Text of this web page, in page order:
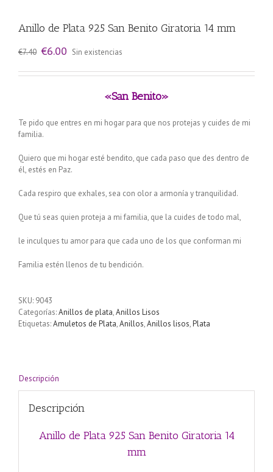
Anillo de Plata 925 San Benito Giratoria 14 mm
€7.40 El
original
€6.00 El
actual
Sin existencias
«San Benito»
Te pido que entres en mi hogar para que nos protejas y cuides de mi
familia.
Quiero que mi hogar esté bendito, que cada paso que des dentro de
él, estés en Paz.
Cada respiro que exhales, sea con olor a armonía y tranquilidad.
Que tú seas quien proteja a mi familia, que la cuides de todo mal,
le inculques tu amor para que cada uno de los que conforman mi
Familia estén llenos de tu bendición.
SKU: 9043
Categorías:Anillos de plata,Anillos Lisos
Etiquetas:Amuletos de Plata,Anillos,Anillos lisos,Plata
Descripción
Descripción
Anillo de Plata 925 San Benito Giratoria 14
mm